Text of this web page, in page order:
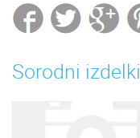
Sorodni izdelki